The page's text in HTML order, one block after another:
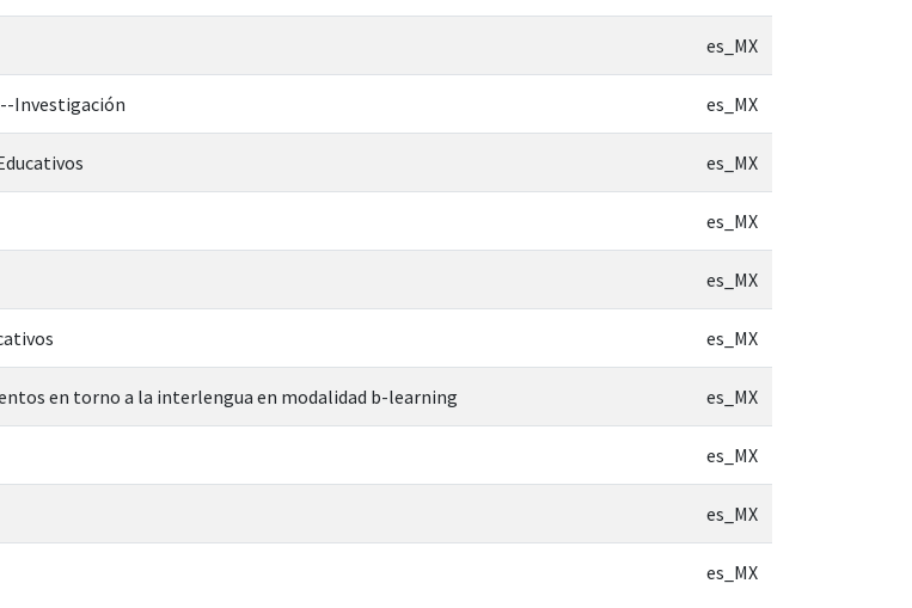
es_MX
Investigación es_MX
es_MX
es_MX
es_MX
es_MX
en torno a la interlengua en modalidad b-learning es_MX
es_MX
es_MX
es_MX